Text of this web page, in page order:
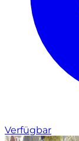
Verfügbar